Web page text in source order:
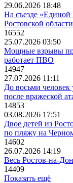
29.06.2026 18:48
На съезде «Единой
Ростовской
16552
25.07.2026 03:50
Мощные взрывы
работает ПВО
14947
27.07.2026 11:11
До восьми человек
после вражеской
14853
03.08.2026 17:51
Двое детей из
по пляжу на
14602
26.07.2026 14:19
Весь Ростов-на-
14409
Показать ещё